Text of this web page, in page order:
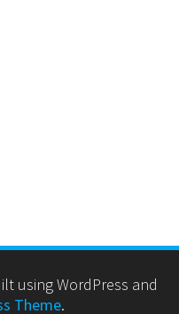
using WordPress and
Theme.